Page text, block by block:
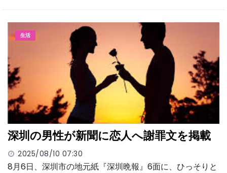
生活
深圳の男性が新聞に恋人へ謝罪文を掲載
2025/08/10 07:30
8月6日、深圳市の地元紙『深圳晩報』6面に、ひっそりと